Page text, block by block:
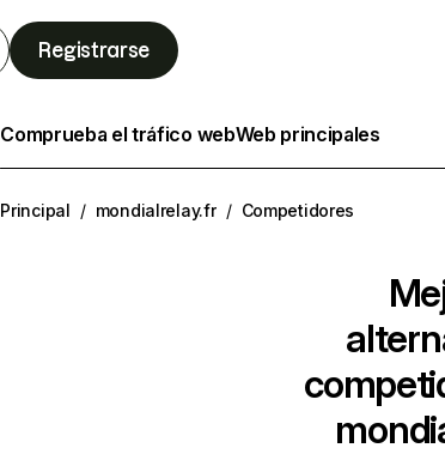
Registrarse
Comprueba el tráfico webWeb principales
Principal / mondialrelay.fr / Competidores